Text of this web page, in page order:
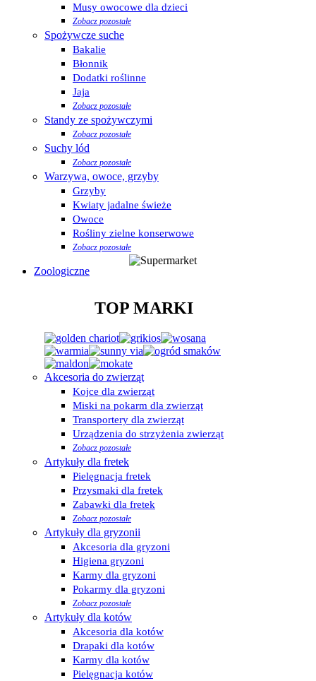
Musy owocowe dla dzieci
Zobacz pozostałe
Spożywcze suche
Bakalie
Błonnik
Dodatki roślinne
Jaja
Zobacz pozostałe
Standy ze spożywczymi
Zobacz pozostałe
Suchy lód
Zobacz pozostałe
Warzywa, owoce, grzyby
Grzyby
Kwiaty jadalne świeże
Owoce
Rośliny zielne konserwowe
Zobacz pozostałe
Zoologiczne
TOP MARKI
Akcesoria do zwierząt
Kojce dla zwierząt
Miski na pokarm dla zwierząt
Transportery dla zwierząt
Urządzenia do strzyżenia zwierząt
Zobacz pozostałe
Artykuły dla fretek
Pielęgnacja fretek
Przysmaki dla fretek
Zabawki dla fretek
Zobacz pozostałe
Artykuły dla gryzonii
Akcesoria dla gryzoni
Higiena gryzoni
Karmy dla gryzoni
Pokarmy dla gryzoni
Zobacz pozostałe
Artykuły dla kotów
Akcesoria dla kotów
Drapaki dla kotów
Karmy dla kotów
Pielęgnacja kotów